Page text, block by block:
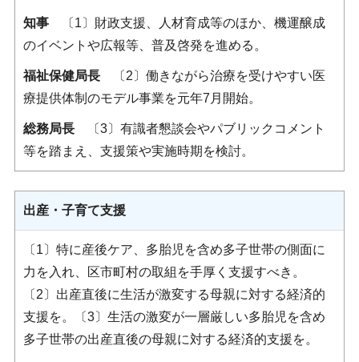
知事〔1〕財政支援、人材育成等のほか、機運醸成
のイベントや広報等、普及啓発を進める。
福祉保健局長〔2〕働きながら治療を受けやすい医
療提供体制のモデル事業を元年7月開始。
総務局長〔3〕有識者懇談会やパブリックコメント
等を踏まえ、支援策や実施時期を検討。
出産・子育て支援
〔1〕特に産後ケア、多胎児を含め多子世帯の側面に
力を入れ、区市町村の取組を手厚く支援すべき。
〔2〕出産直後に生活が激変する母親に対する経済的
支援を。〔3〕生活の激変が一層厳しい多胎児を含め
多子世帯の出産直後の母親に対する経済的支援を。